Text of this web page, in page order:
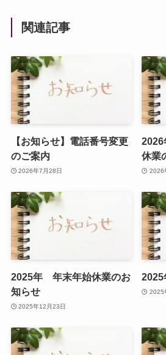
関連記事
【お知らせ】電話番号変更
のご案内
2026年7月28日
2026
休業
2026
2025年 年末年始休業のお
知らせ
2025年12月23日
2025
2025